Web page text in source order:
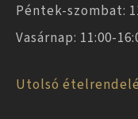
Péntek-szombat:
Vasárnap: 11:00-
Utolsó